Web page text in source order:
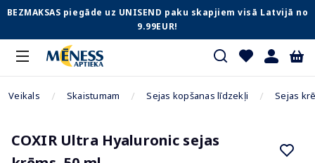
BEZMAKSAS piegāde uz UNISEND paku skapjiem visā Latvijā no
9.99EUR!
Veikals Skaistumam Sejas kopšanas līdzekļi Sejas
COXIR Ultra Hyaluronic sejas